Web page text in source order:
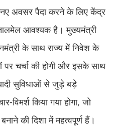
अवसर पैदा करने के लिए केंद्र
आवश्यक है। मुख्यमंत्री
के साथ राज्य में निवेश के
पर चर्चा की होगी और इसके साथ
सुविधाओं से जुड़े बड़े
विमर्श किया गया होगा, जो
की दिशा में महत्वपूर्ण हैं।